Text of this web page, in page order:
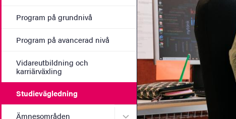
Program på grundnivå
Program på avancerad nivå
Vidareutbildning och
karriärväxling
Studievägledning
Ämnesområden Undermeny för Ämnesområden